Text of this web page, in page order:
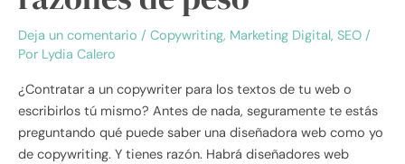
Deja un comentario / Copywriting, Marketing Digital, SEO /
Por Lydia Calero
¿Contratar a un copywriter para los textos de tu web o
escribirlos tú mismo? Antes de nada, seguramente te estás
preguntando qué puede saber una diseñadora web como yo
de copywriting. Y tienes razón. Habrá diseñadores web